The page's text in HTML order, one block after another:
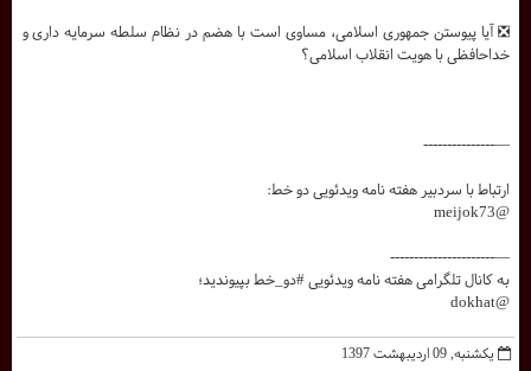
یکشنبه, 09 ارديبهشت 1397
❎ آیا پیوستن جمهوری اسلامی، مساوی است با هضم در نظام سلطه سرمایه داری و
خداحافظی با هویت انقلاب اسلامی؟
—---------------
ارتباط با سردبیر هفته نامه ویدئویی دو خط:
@meijok73
—----------------------
به کانال تلگرامی هفته نامه ویدئویی #دو_خط بپیوندید؛
@dokhat